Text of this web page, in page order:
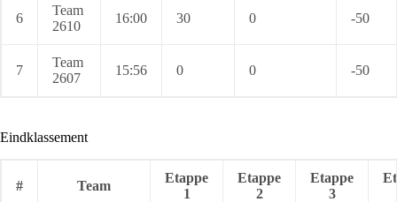
6
Team
2610
16:00 30 0 -50
7
Team
2607
15:56 0 0 -50
Eindklassement
# Team
Etappe
1
Etappe
2
Etappe
3